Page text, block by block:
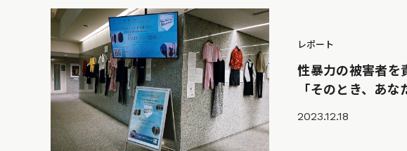
レポート
性暴力の被害者を
「そのとき、あ
2023.12.18